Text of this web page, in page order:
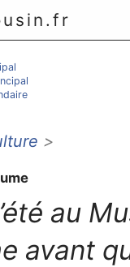
>
au
avant